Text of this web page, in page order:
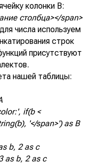
колонки В:
столбца></span>
числа используем
строк
присутствуют
нашей таблицы:
if(b <
'</span>') as B
b, 2 as c
as b, 2 as c